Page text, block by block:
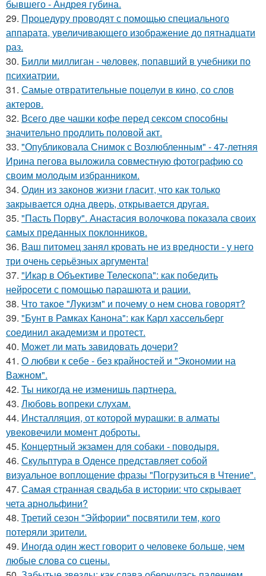
бывшего - Андрея губина.
29. Процедуру проводят с помощью специального
аппарата, увеличивающего изображение до пятнадцати
раз.
30. Билли миллиган - чeловек, попавший в учебники по
психиатрии.
31. Самые отвратительные поцелуи в кино, со слов
актеров.
32. Всего две чашки кофе перед сексом способны
значительно продлить половой акт.
33. "Опубликовала Снимок с Возлюбленным" - 47-летняя
Ирина пегова выложила совместную фотографию со
своим молодым избранником.
34. Один из законов жизни гласит, что как только
закрывается одна дверь, открывается другая.
35. "Пасть Порву". Анастасия волочкова показала своих
самых преданных поклонников.
36. Ваш питомец занял кровать не из вредности - у него
три очень серьёзных аргумента!
37. "Икар в Объективе Телескопа": как победить
нейросети с помощью парашюта и рации.
38. Что такое "Лукизм" и почему о нем снова говорят?
39. "Бунт в Рамках Канона": как Карл хассельберг
соединил академизм и протест.
40. Может ли мать завидовать дочери?
41. О любви к себе - без крайностей и "Экономии на
Важном".
42. Ты никогда не изменишь партнера.
43. Любовь вопреки слухам.
44. Инсталляция, от которой мурашки: в алматы
увековечили момент доброты.
45. Концертный экзамен для собаки - поводыря.
46. Скульптура в Оденсе представляет собой
визуальное воплощение фразы "Погрузиться в Чтение".
47. Самая странная свадьба в истории: что скрывает
чета арнольфини?
48. Третий сезон "Эйфории" посвятили тем, кого
потеряли зрители.
49. Иногда один жест говорит о человеке больше, чем
любые слова со сцены.